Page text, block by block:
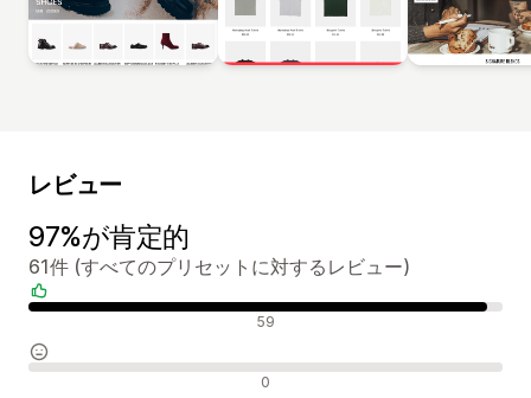
レビュー
97%が肯定的
61件 (すべてのプリセットに対するレビュー)
肯定的なレビュー 59
中間的なレビュー 0